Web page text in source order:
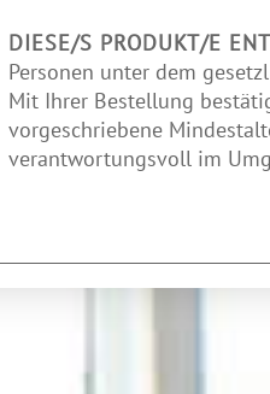
DIESE/S PRODUKT/E
Personen unter dem
Mit Ihrer Bestellung
vorgeschriebene
verantwortungsvoll im